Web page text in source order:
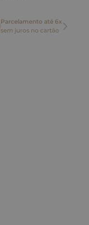
Parcelamento até 6x
sem juros no cartão